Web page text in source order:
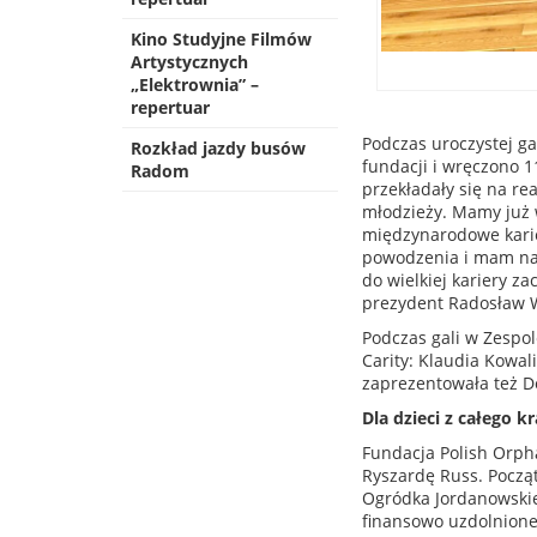
Kino Studyjne Filmów
Artystycznych
„Elektrownia” –
repertuar
Rozkład jazdy busów
Radom
Podczas uroczystej
fundacji i wręczono
przekładały się na
młodzieży. Mamy
międzynarodowe
powodzenia i mam
do wielkiej kariery
prezydent Radosław
Podczas gali w
Carity: Klaudia
zaprezentowała też
Dla dzieci z całego
Fundacja Polish
Ryszardę Russ.
Ogródka
finansowo